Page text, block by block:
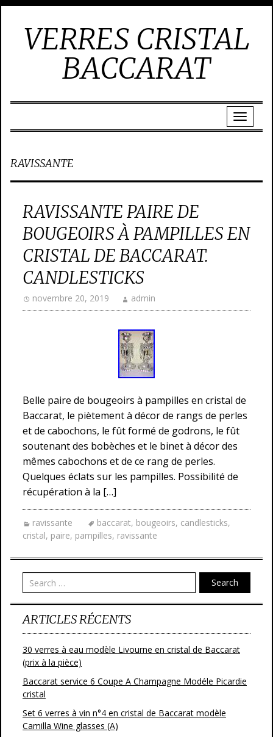
VERRES CRISTAL
BACCARAT
RAVISSANTE
RAVISSANTE PAIRE DE
BOUGEOIRS À PAMPILLES EN
CRISTAL DE BACCARAT.
CANDLESTICKS
novembre 20, 2019 admin
Belle paire de bougeoirs à pampilles en cristal de
Baccarat, le piètement à décor de rangs de perles
et de cabochons, le fût formé de godrons, le fût
soutenant des bobèches et le binet à décor des
mêmes cabochons et de ce rang de perles.
Quelques éclats sur les pampilles. Possibilité de
récupération à la […]
ravissante baccarat, bougeoirs, candlesticks,
cristal, paire, pampilles, ravissante
Search
ARTICLES RÉCENTS
30 verres à eau modèle Livourne en cristal de Baccarat
(prix à la pièce)
Baccarat service 6 Coupe A Champagne Modéle Picardie
cristal
Set 6 verres à vin n°4 en cristal de Baccarat modèle
Camilla Wine glasses (A)